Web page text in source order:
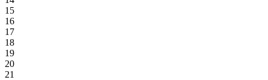
15
16
17
18
19
20
21